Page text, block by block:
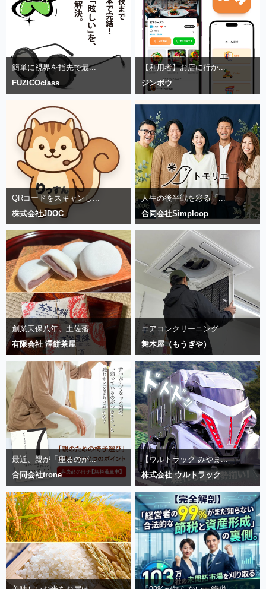
簡単に視界を指先で最...
FUZICOclass
【利用者】お店に行か...
ジンボウ
QRコードをスキャンし...
株式会社JDOC
人生の後半戦を彩る「...
合同会社Simploop
創業天保八年。土佐藩...
有限会社 澤餅茶屋
エアコンクリーニング...
舞木屋（もうぎや）
最近、親が「座るのが...
合同会社trone
【ウルトラック みやま...
株式会社 ウルトラック